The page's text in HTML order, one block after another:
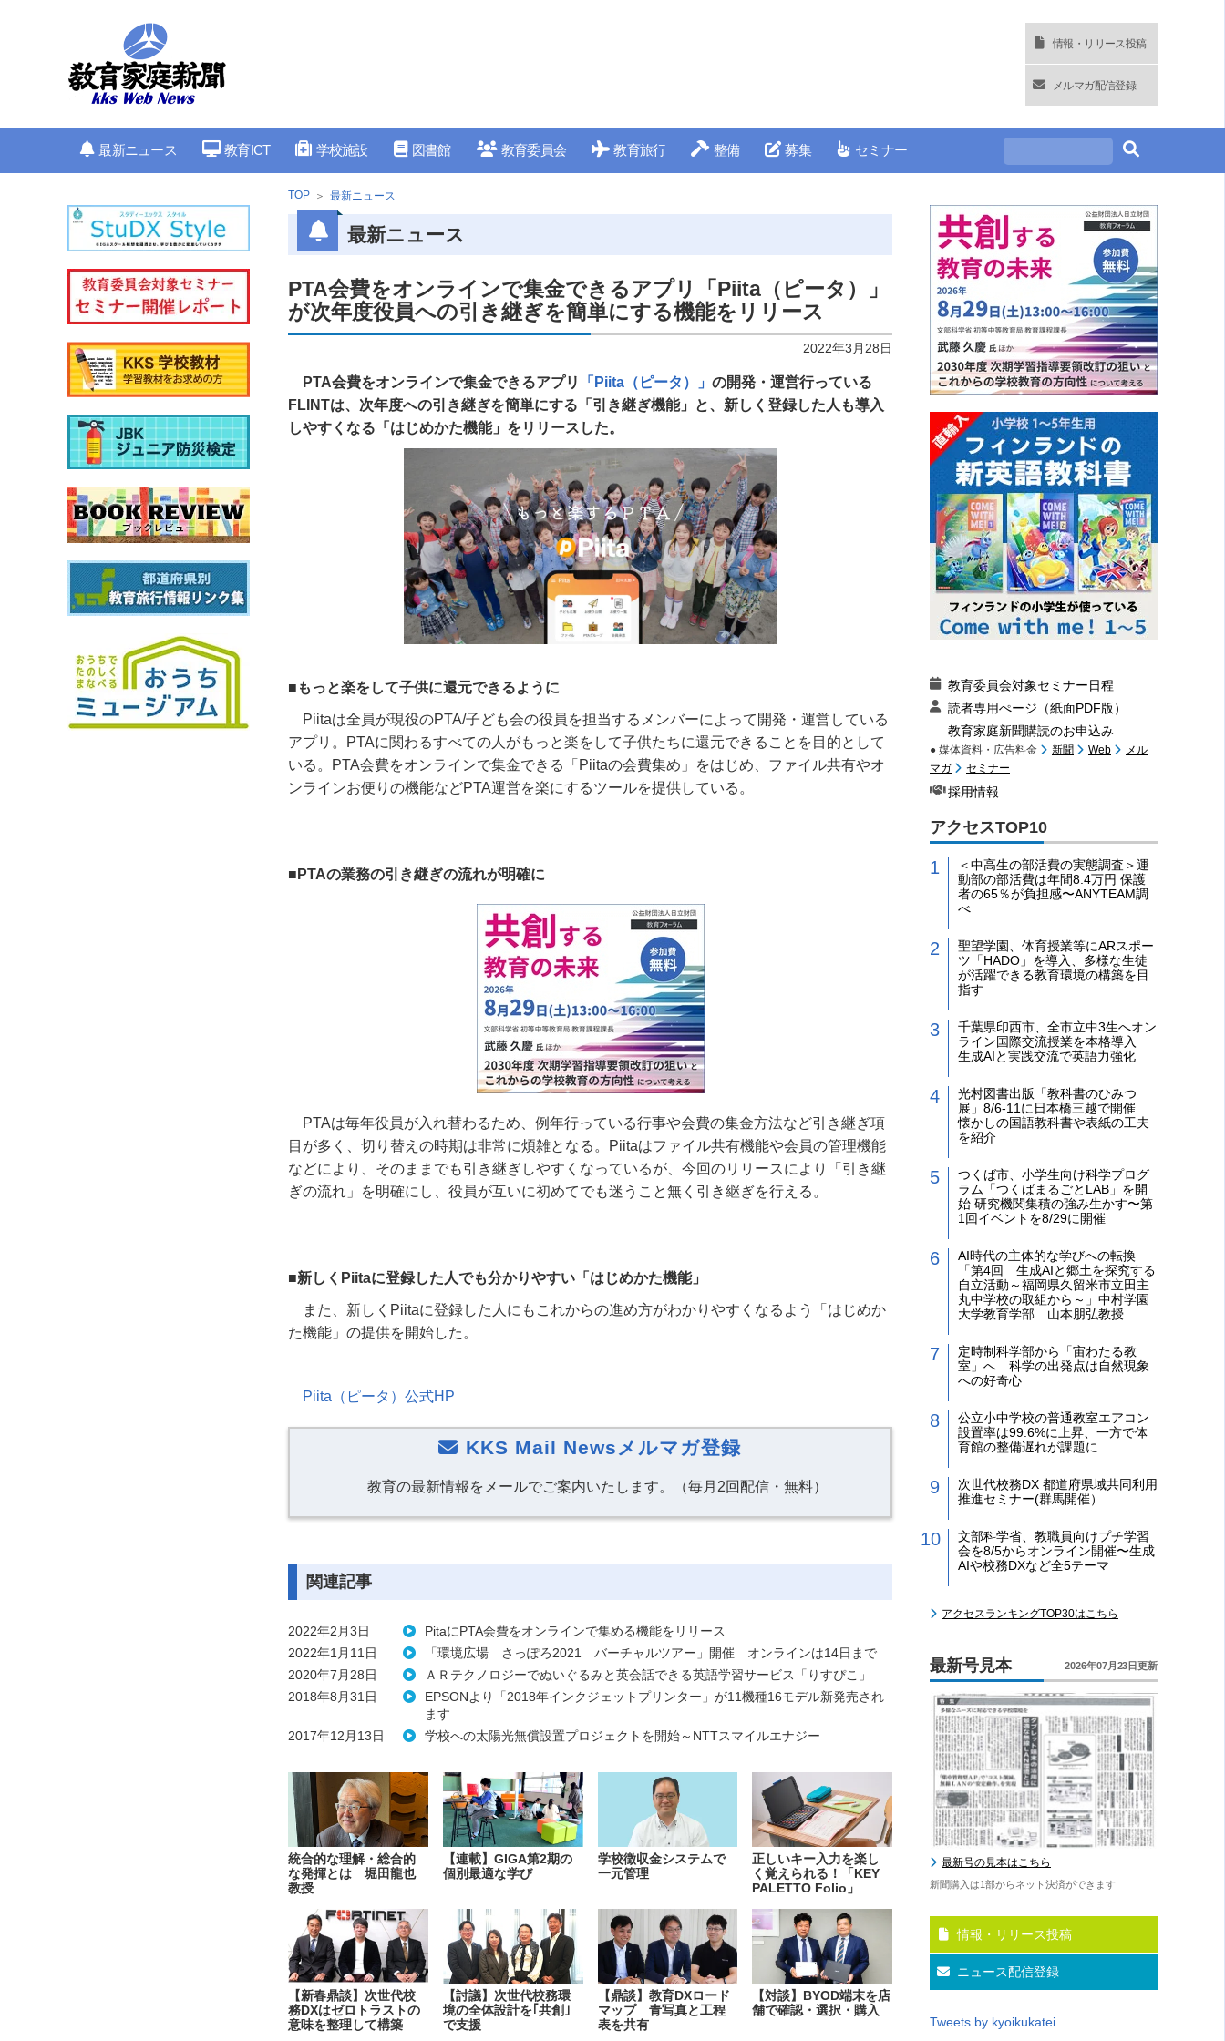
情報・リリース投稿
メルマガ配信登録
最新ニュース 教育ICT 学校施設 図書館 教育委員会 教育旅行 整備 募集 セミナー
TOP 最新ニュース
最新ニュース
PTA会費をオンラインで集金できるアプリ「Piita（ピータ）」
が次年度役員への引き継ぎを簡単にする機能をリリース
2022年3月28日
PTA会費をオンラインで集金できるアプリ 「Piita（ピータ）」 の開発・運営行っている
FLINTは、次年度への引き継ぎを簡単にする「引き継ぎ機能」と、新しく登録した人も導入
しやすくなる「はじめかた機能」をリリースした。
■もっと楽をして子供に還元できるように
Piitaは全員が現役のPTA/子ども会の役員を担当するメンバーによって開発・運営している
アプリ。
PTAに関わるすべての人がもっと楽をして子供たちに還元できることを目的として
いる。
PTA会費をオンラインで集金できる「 Piitaの会費集め」をはじめ、ファイル共有やオ
ンラインお便りの機能などPTA運営を楽にするツールを提供している。
■PTAの業務の引き継ぎの流れが明確に
PTAは毎年役員が入れ替わるため、例年行っている行事や会費の集金方法など引き継ぎ項
目が多く、切り替えの時期は非常に煩雑となる。
Piitaはファイル共有機能や会員の管理機能
などにより、そのままでも引き継ぎしやすくなっているが、今回のリリースにより「引き継
ぎの流れ」を明確にし、役員が互いに初めてでも迷うこと無く引き継ぎを行える。
■新しくPiitaに登録した人でも分かりやすい「はじめかた機能」
また、新しく Piitaに登録した人にもこれからの進め方がわかりやすくなるよう「はじめか
た機能」の提供を開始した。
Piita（ピータ）公式HP
KKS Mail Newsメルマガ登録
教育の最新情報をメールでご案内いたします。（毎月2回配信・無料）
関連記事
2022年2月3日
PitaにPTA会費をオンラインで集める機能をリリース
2022年1月11日
「環境広場 さっぽろ2021 バーチャルツアー」開催 オンラインは14日まで
2020年7月28日
ＡＲテクノロジーでぬいぐるみと英会話できる英語学習サービス「りすぴこ」
2018年8月31日
EPSONより「2018年インクジェットプリンター」が11機種16モデル新発売され
ます
2017年12月13日
学校への太陽光無償設置プロジェクトを開始～NTTスマイルエナジー
統合的な理解・総合的
な発揮とは 堀田龍也
教授
【連載】GIGA第2期の
個別最適な学び
学校徴収金システムで
一元管理
正しいキー入力を楽し
く覚えられる！「KEY
PALETTO Folio」
【新春鼎談】次世代校
務DXはゼロトラストの
意味を整理して構築
【討議】次世代校務環
境の全体設計を｢共創｣
で支援
【鼎談】教育DXロード
マップ 青写真と工程
表を共有
【対談】BYOD端末を店
舗で確認・選択・購入
教育委員会対象セミナー日程
読者専用ぺージ（紙面PDF版）
教育家庭新聞購読のお申込み
● 媒体資料・広告料金 新聞 Web
メル
マガ
セミナー
採用情報
アクセスTOP10
＜中高生の部活費の実態調査＞運
動部の部活費は年間8.4万円 保護
者の65％が負担感〜ANYTEAM調
べ
聖望学園、体育授業等にARスポー
ツ「HADO」を導入、多様な生徒
が活躍できる教育環境の構築を目
指す
千葉県印西市、全市立中3生へオン
ライン国際交流授業を本格導入
生成AIと実践交流で英語力強化
光村図書出版「教科書のひみつ
展」8/6-11に日本橋三越で開催
懐かしの国語教科書や表紙の工夫
を紹介
つくば市、小学生向け科学プログ
ラム「つくばまるごとLAB」を開
始 研究機関集積の強み生かす〜第
1回イベントを8/29に開催
AI時代の主体的な学びへの転換
「第4回 生成AIと郷土を探究する
自立活動～福岡県久留米市立田主
丸中学校の取組から～」中村学園
大学教育学部 山本朋弘教授
定時制科学部から「宙わたる教
室」へ 科学の出発点は自然現象
への好奇心
公立小中学校の普通教室エアコン
設置率は99.6%に上昇、一方で体
育館の整備遅れが課題に
次世代校務DX 都道府県域共同利用
推進セミナー(群馬開催）
文部科学省、教職員向けプチ学習
会を8/5からオンライン開催〜生成
AIや校務DXなど全5テーマ
アクセスランキングTOP30はこちら
最新号見本 2026年07月23日更新
最新号の見本はこちら
新聞購入は1部からネット決済ができます
情報・リリース投稿
ニュース配信登録
Tweets by kyoikukatei